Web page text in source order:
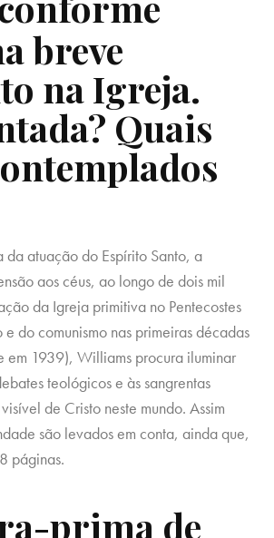
breve
na Igreja.
Quais
atuação do Espírito Santo, a
aos céus, ao longo de dois mil
da Igreja primitiva no Pentecostes
do comunismo nas primeiras décadas
em 1939), Williams procura iluminar
teológicos e às sangrentas
de Cristo neste mundo. Assim
são levados em conta, ainda que,
páginas.
prima de